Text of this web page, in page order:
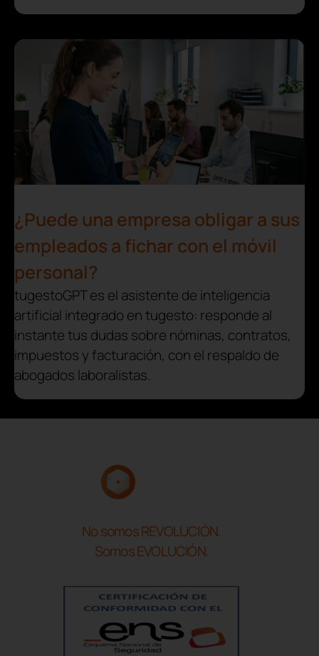
¿Puede una empresa obligar a sus
empleados a fichar con el móvil
personal?
tugestoGPT es el asistente de inteligencia
artificial integrado en tugesto: responde al
instante tus dudas sobre nóminas, contratos,
impuestos y facturación, con el respaldo de
abogados laboralistas.
No somos REVOLUCIÓN.
Somos EVOLUCIÓN.